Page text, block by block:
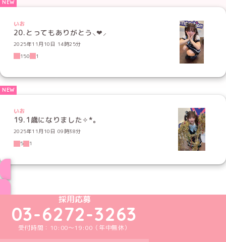
いお
20.とってもありがとう⸜❤︎⸝‍
2025年11月10日 14時25分
150
1
いお
19.1歳になりました✧*｡
2025年11月10日 09時38分
5
1
めいどりーみんTikTok公式アカウント
めいどりーみんX公式アカウント
めいどりーみんInstagram公式アカウント
めいどりーみんFacebook公式アカウン
めいどりーみんYouTube公式アカ
採用応募
03-6272-3263
受付時間：10:00～19:00（年中無休）